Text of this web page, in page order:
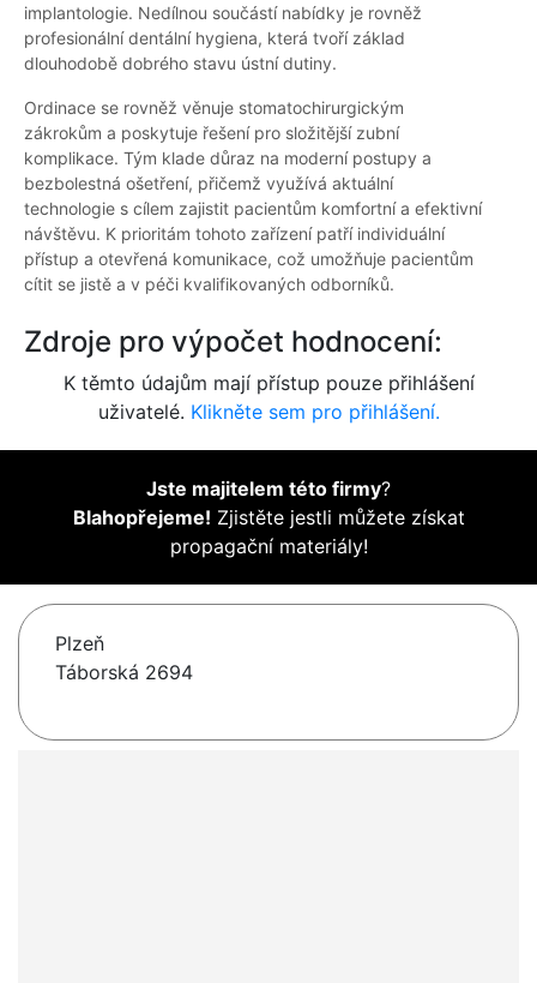
implantologie. Nedílnou součástí nabídky je rovněž
profesionální dentální hygiena, která tvoří základ
dlouhodobě dobrého stavu ústní dutiny.
Ordinace se rovněž věnuje stomatochirurgickým
zákrokům a poskytuje řešení pro složitější zubní
komplikace. Tým klade důraz na moderní postupy a
bezbolestná ošetření, přičemž využívá aktuální
technologie s cílem zajistit pacientům komfortní a efektivní
návštěvu. K prioritám tohoto zařízení patří individuální
přístup a otevřená komunikace, což umožňuje pacientům
cítit se jistě a v péči kvalifikovaných odborníků.
Zdroje pro výpočet hodnocení:
K těmto údajům mají přístup pouze přihlášení
uživatelé. Klikněte sem pro přihlášení.
Jste majitelem této firmy?
Blahopřejeme! Zjistěte jestli můžete získat
propagační materiály!
Plzeň
Táborská 2694